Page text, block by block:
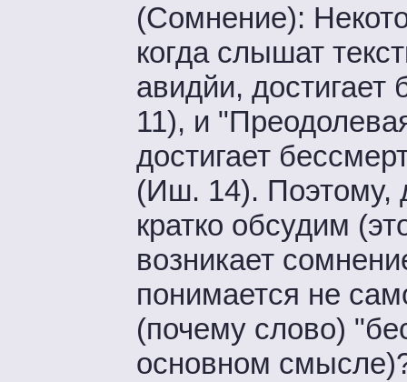
(Сомнение):
когда слышат
авидйи,
11), и
достигает
(Иш. 14). Поэтому,
кратко обсудим
возникает
понимается не
(почему слово)
основном